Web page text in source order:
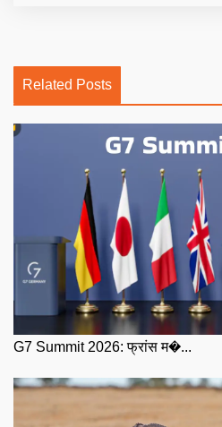
Related Posts
G7 Summit 2026: फ्रांस म�...